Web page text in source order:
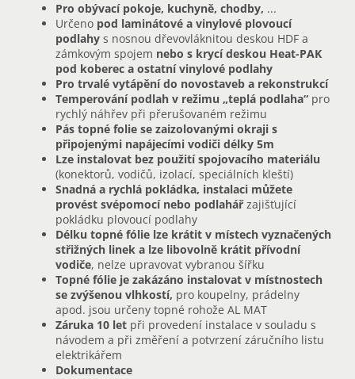
Pro obývací pokoje, kuchyně, chodby, ...
Určeno pod laminátové a vinylové plovoucí
podlahy s nosnou dřevovláknitou deskou HDF a
zámkovým spojem nebo s krycí deskou Heat-PAK
pod koberec a ostatní vinylové podlahy
Pro trvalé vytápění do novostaveb a rekonstrukcí
Temperování podlah v režimu „teplá podlaha“ pro
rychlý náhřev při přerušovaném režimu
Pás topné folie se zaizolovanými okraji s
připojenými napájecími vodiči délky 5m
Lze instalovat bez použití spojovacího materiálu
(konektorů, vodičů, izolací, speciálních kleští)
Snadná a rychlá pokládka, instalaci můžete
provést svépomocí nebo podlahářzajišťující
pokládku plovoucí podlahy
Délku topné fólie lze krátit v místech vyznačených
střižných linek a lze libovolně krátit přívodní
vodiče, nelze upravovat vybranou šířku
Topné fólie je zakázáno instalovat v místnostech
se zvýšenou vlhkostí, pro koupelny, prádelny
apod. jsou určeny topné rohože AL MAT
Záruka 10 let při provedení instalace v souladu s
návodem a při změření a potvrzení záručního listu
elektrikářem
Dokumentace